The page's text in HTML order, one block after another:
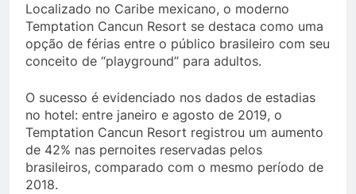
Localizado no Caribe mexicano, o moderno
Temptation Cancun Resort se destaca como uma
opção de férias entre o público brasileiro com seu
conceito de “playground” para adultos.
O sucesso é evidenciado nos dados de estadias
no hotel: entre janeiro e agosto de 2019, o
Temptation Cancun Resort registrou um aumento
de 42% nas pernoites reservadas pelos
brasileiros, comparado com o mesmo período de
2018.